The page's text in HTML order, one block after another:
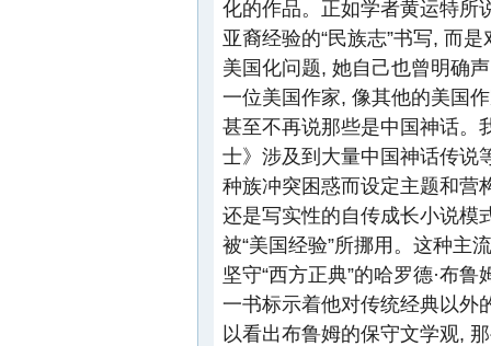
化的作品。正如学者黄运特所
亚裔经验的“民族志”书写, 而
美国化问题, 她自己也曾明确
一位美国作家, 像其他的美国
甚至不再说那些是中国神话。
士》涉及到大量中国神话传说
种族冲突困惑而设定主题和营
还是写实性的自传成长小说模
被“美国经验”所挪用。这种主
坚守“西方正典”的哈罗德·布
一书标示着他对传统经典以外
以看出布鲁姆的保守文学观,